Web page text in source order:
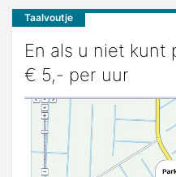
Taalvoutje
En als u niet kunt
€ 5,- per uur